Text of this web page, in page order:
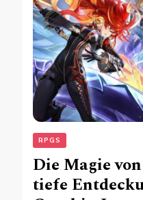
RPGS
Die Magie
tiefe